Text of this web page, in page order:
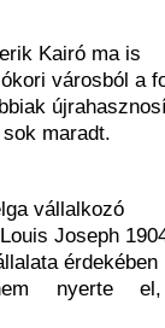
Kairó ma is
városból a
maradt.
vállalkozó
Joseph
érdekében
nyerte